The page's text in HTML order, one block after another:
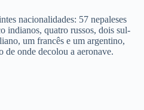
nacionalidades: 57 nepaleses
indianos, quatro russos, dois sul-
um francês e um argentino,
de onde decolou a aeronave.